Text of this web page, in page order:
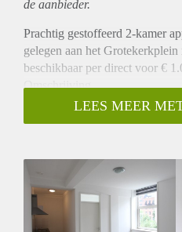
de aanbieder.
Prachtig gestoffeerd 2-kamer
gelegen aan het
beschikbaar per direct voor €
Omschrijving
Op een prachtige locatie in het
appartement gelegen. Het
heeft een ruime slaapkamer
geeft tot een ruime badkamer
wasmachine aansluiting en
appartement op een unieke
LEES MEER